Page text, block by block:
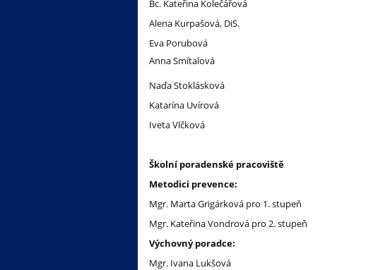
Bc. Kateřina Kolečářová
Alena Kurpašová, DiS.
Eva Porubová
Anna Smítalová
Naďa Stoklásková
Katarína Uvírová
Iveta Vlčková
Školní poradenské pracoviště
Metodici prevence:
Mgr. Marta Grigárková pro 1. stupeň
Mgr. Kateřina Vondrová pro 2. stupeň
Výchovný poradce:
Mgr. Ivana Lukšová